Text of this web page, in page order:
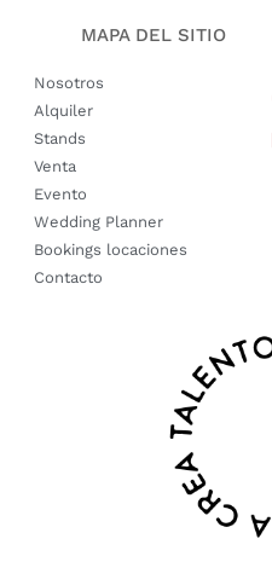
MAPA DEL SITIO
Nosotros
Alquiler
Stands
Venta
Evento
Wedding Planner
Bookings locaciones
Contacto